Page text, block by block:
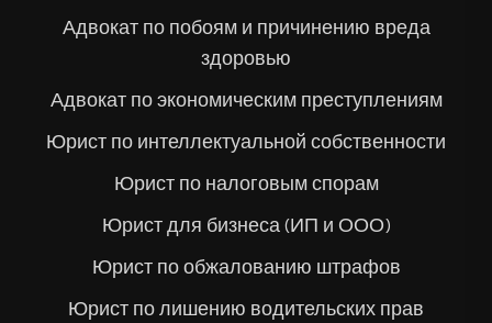
Адвокат по побоям и причинению вреда
здоровью
Адвокат по экономическим преступлениям
Юрист по интеллектуальной собственности
Юрист по налоговым спорам
Юрист для бизнеса (ИП и ООО)
Юрист по обжалованию штрафов
Юрист по лишению водительских прав